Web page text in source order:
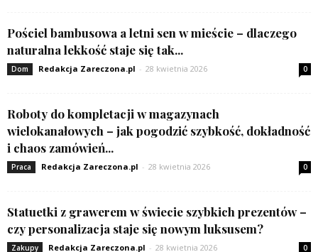
Pościel bambusowa a letni sen w mieście – dlaczego
naturalna lekkość staje się tak...
Dom Redakcja Zareczona.pl - 28 kwietnia 2026 0
Roboty do kompletacji w magazynach
wielokanałowych – jak pogodzić szybkość, dokładność
i chaos zamówień...
Praca Redakcja Zareczona.pl - 28 kwietnia 2026 0
Statuetki z grawerem w świecie szybkich prezentów –
czy personalizacja staje się nowym luksusem?
Zakupy Redakcja Zareczona.pl - 28 kwietnia 2026 0